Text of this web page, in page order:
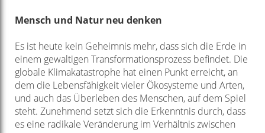
Mensch und Natur neu denken
Es ist heute kein Geheimnis mehr, dass sich die Erde in
einem gewaltigen Transformationsprozess befindet. Die
globale Klimakatastrophe hat einen Punkt erreicht, an
dem die Lebensfähigkeit vieler Ökosysteme und Arten,
und auch das Überleben des Menschen, auf dem Spiel
steht. Zunehmend setzt sich die Erkenntnis durch, dass
es eine radikale Veränderung im Verhältnis zwischen